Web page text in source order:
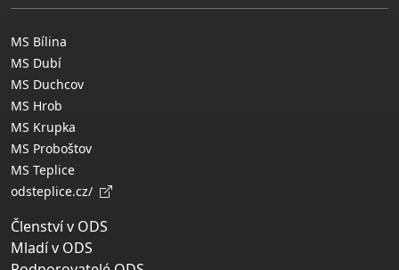
MS Bílina
MS Dubí
MS Duchcov
MS Hrob
MS Krupka
MS Proboštov
MS Teplice
odsteplice.cz/
Členství v ODS
Mladí v ODS